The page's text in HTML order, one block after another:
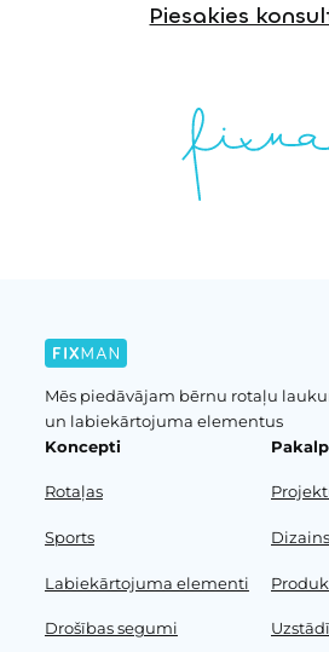
Piesakies
Mēs piedāvājam bērnu rotaļu
un labiekārtojuma elementus
Koncepti
Rotaļas
Sports
Labiekārtojuma elementi
Drošības segumi
Dizains